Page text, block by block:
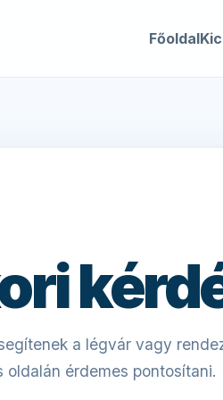
Főoldal
a légvár vagy
oldalán érdemes pontosítani.